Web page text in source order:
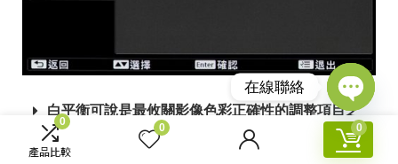
0
產品比較
0 0
白平衡可說是最攸關影像色彩正確性的調整項目之
一，所以進入選單後可以看到色溫以及自定兩個選
項，一般來說透過色溫調整就能讓畫面色彩有準確的
呈現，但因應不同投影環境的現場光線狀態以及銀幕
在線聯絡
Open
chaty